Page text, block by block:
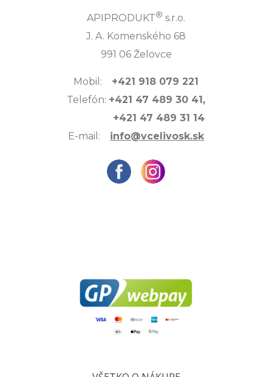
APIPRODUKT® s.r.o.
J. A. Komenského 68
991 06 Želovce
Mobil: +421 918 079 221
Telefón: +421 47 489 30 41,
+421 47 489 31 14
E-mail: info@vcelivosk.sk